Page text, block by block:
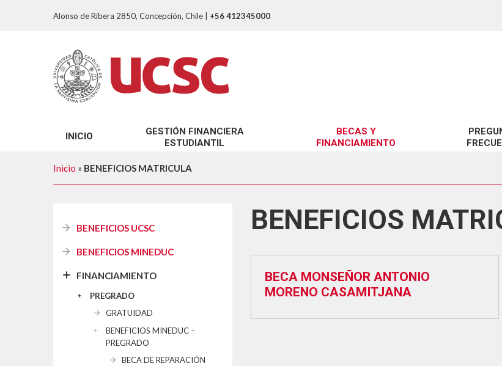
Alonso de Ribera 2850, Concepción, Chile | +56 412345000
INICIO
GESTIÓN FINANCIERA
ESTUDIANTIL
SOBRE NOSOTROS
TRÁMITES GFE
BECAS Y
FINANCIAMIENTO
BENEFICIOS MINEDUC
FINANCIAMIENTO
SOBRE BECAS
SOBRE
SOBRE
Inicio » BENEFICIOS MATRICULA
BENEFICIOS UCSC
BENEFICIOS MINEDUC
FINANCIAMIENTO
PREGRADO
GRATUIDAD
BENEFICIOS MINEDUC –
PREGRADO
BECA DE REPARACIÓN
BENEFICIOS
BECA MONSEÑOR ANTONIO
MORENO CASAMITJANA